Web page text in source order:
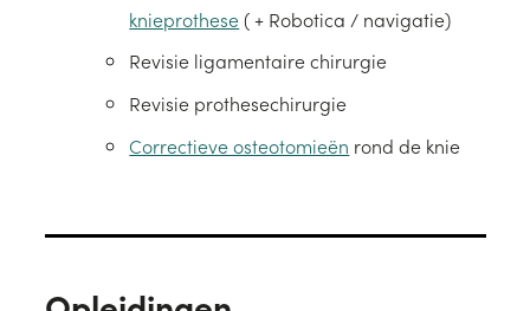
knieprothese( + Robotica / navigatie)
Revisie ligamentaire chirurgie
Revisie prothesechirurgie
Correctieve osteotomieën rond de knie